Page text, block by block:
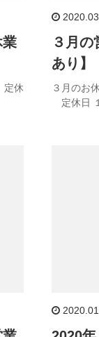
業
定休
３月
あり】
３月の
定休日